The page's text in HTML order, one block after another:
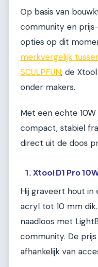
Op basis van
community en
opties op dit
merkvergelijk
SCULPFUN; de
onder makers.
Met een echte
compact, stabiel
direct uit de doos
1. Xtool D1 Pro
Hij graveert hout in
acryl tot 10 mm
naadloos met
community. De
afhankelijk van